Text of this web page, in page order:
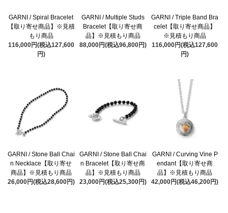
GARNI / Spiral Bracelet
【取り寄せ商品】※見積
もり商品
116,000円(税込127,600
円)
GARNI / Multiple Studs
Bracelet【取り寄せ商
品】※見積もり商品
88,000円(税込96,800円)
GARNI / Triple Band Bra
celet【取り寄せ商品】
※見積もり商品
116,000円(税込127,600
円)
GARNI / Stone Ball Chai
n Necklace【取り寄せ
商品】※見積もり商品
26,000円(税込28,600円)
GARNI / Stone Ball Chai
n Bracelet【取り寄せ商
品】※見積もり商品
23,000円(税込25,300円)
GARNI / Curving Vine P
endant【取り寄せ商
品】※見積もり商品
42,000円(税込46,200円)